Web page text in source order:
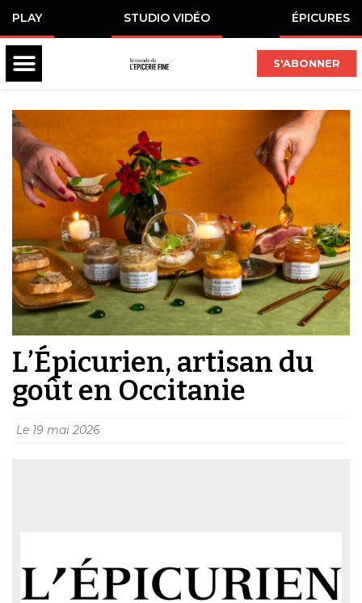
PLAY STUDIO VIDÉO ÉPICURES
S'ABONNER
L’Épicurien, artisan du
goût en Occitanie
Le 19 mai 2026